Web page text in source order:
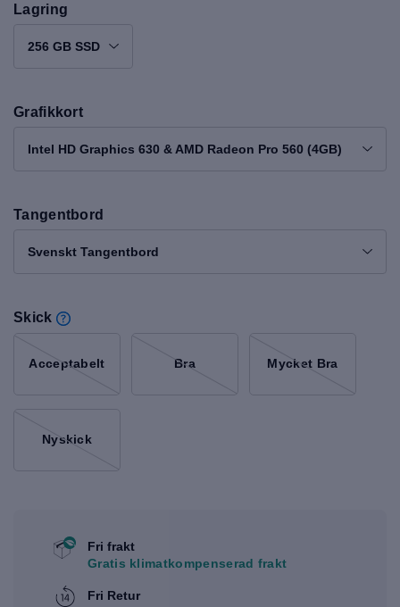
Lagring
256 GB SSD
Grafikkort
Intel HD Graphics 630 & AMD Radeon Pro 560 (4GB)
Tangentbord
Svenskt Tangentbord
Skick
Acceptabelt Bra Mycket Bra
Nyskick
Fri frakt
Gratis klimatkompenserad frakt
Fri Retur